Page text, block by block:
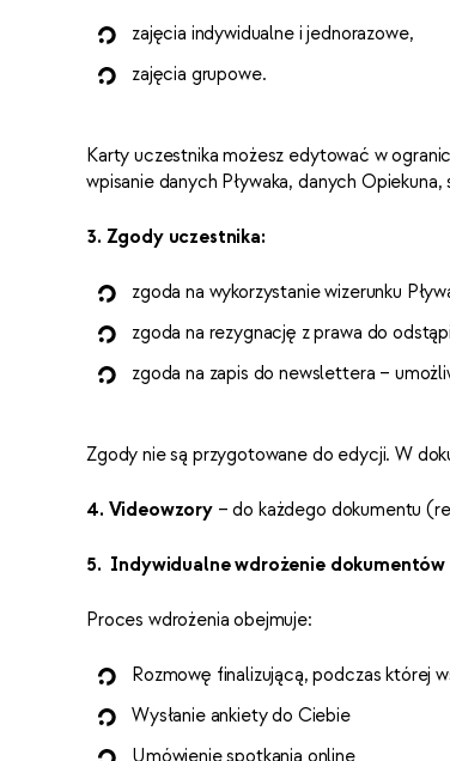
zajęcia indywidualne i jednorazowe,
zajęcia grupowe.
Karty uczestnika możesz edytować w
wpisanie danych Pływaka, danych
3. Zgody uczestnika:
zgoda na wykorzystanie wizerunku
zgoda na rezygnację z prawa do
zgoda na zapis do newslettera –
Zgody nie są przygotowane do edycji. W
4. Videowzory – do każdego dokumentu
5. Indywidualne wdrożenie dokumentów
Proces wdrożenia obejmuje:
Rozmowę finalizującą, podczas której
Wysłanie ankiety do Ciebie